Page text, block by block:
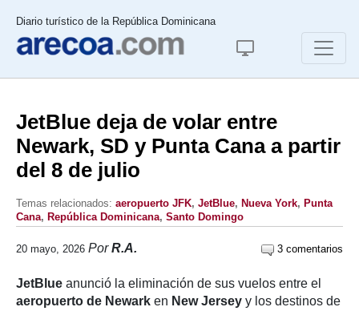
Diario turístico de la República Dominicana
JetBlue deja de volar entre
Newark, SD y Punta Cana a partir
del 8 de julio
Temas relacionados: aeropuerto JFK, JetBlue, Nueva York, Punta
Cana, República Dominicana, Santo Domingo
20 mayo, 2026 PorR.A. 3 comentarios
JetBlue anunció la eliminación de sus vuelos entre el
aeropuerto de Newark en New Jersey y los destinos de